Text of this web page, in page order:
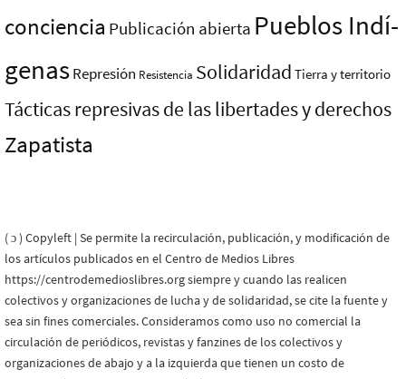
conciencia Publicación abierta Pueblos Indí­
genasRepresión Resistencia Solidaridad Tierra y territorio
Tácticas represivas de las libertades y derechos
Zapatista
( ɔ ) Copyleft | Se permite la recirculación, publicación, y modificación de
los artículos publicados en el Centro de Medios Libres
https://centrodemedioslibres.org siempre y cuando las realicen
colectivos y organizaciones de lucha y de solidaridad, se cite la fuente y
sea sin fines comerciales. Consideramos como uso no comercial la
circulación de periódicos, revistas y fanzines de los colectivos y
organizaciones de abajo y a la izquierda que tienen un costo de